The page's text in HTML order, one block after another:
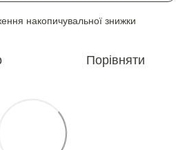
накопичувальної знижки
Порівняти